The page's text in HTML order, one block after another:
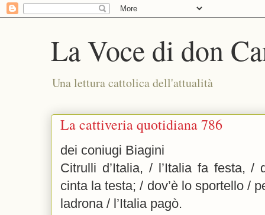
La Voce di don
Una lettura cattolica dell'attualità
La cattiveria quotidiana 786
dei coniugi Biagini
Citrulli d’Italia, / l’Italia fa festa, /
cinta la testa; / dov’è lo sportello /
ladrona / l’Italia pagò.